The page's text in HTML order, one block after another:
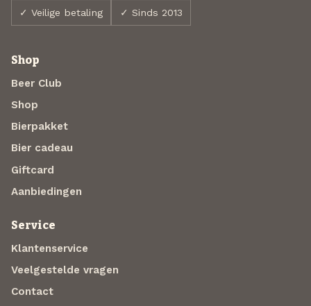
✓ Veilige betaling ✓ Sinds 2013
Shop
Beer Club
Shop
Bierpakket
Bier cadeau
Giftcard
Aanbiedingen
Service
Klantenservice
Veelgestelde vragen
Contact